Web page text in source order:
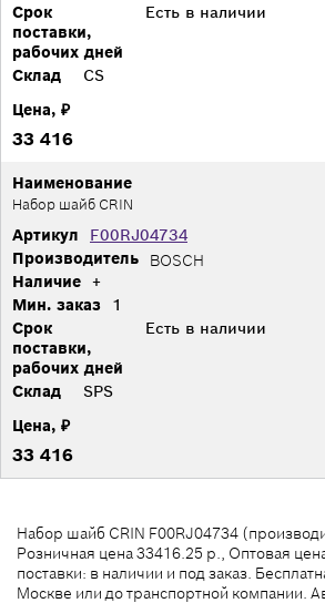
Срок
поставки,
рабочих дней
Есть в наличии
Склад
CS
Цена, ₽
33 416
Производитель BOSCH
Артикул F00RJ04734
Наименование
Набор шайб CRIN
Наличие +
Мин. заказ
1
Срок
поставки,
рабочих дней
Есть в наличии
Склад
SPS
Цена, ₽
33 416
Набор шайб CRIN F00RJ04734
Розничная цена 33416.25 р., Оптовая
поставки: в наличии и под заказ.
Москве или до транспортной компании.